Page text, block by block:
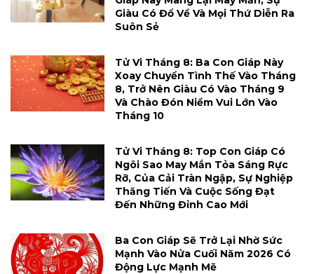
Giàu Có Đổ Về Và Mọi Thứ Diễn Ra
Suôn Sẻ
Tử Vi Tháng 8: Ba Con Giáp Này
Xoay Chuyển Tình Thế Vào Tháng
8, Trở Nên Giàu Có Vào Tháng 9
Và Chào Đón Niềm Vui Lớn Vào
Tháng 10
Tử Vi Tháng 8: Top Con Giáp Có
Ngôi Sao May Mắn Tỏa Sáng Rực
Rỡ, Của Cải Tràn Ngập, Sự Nghiệp
Thăng Tiến Và Cuộc Sống Đạt
Đến Những Đỉnh Cao Mới
Ba Con Giáp Sẽ Trở Lại Nhờ Sức
Mạnh Vào Nửa Cuối Năm 2026 Có
Động Lực Mạnh Mẽ